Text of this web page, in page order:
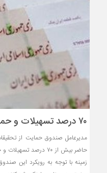
۷۰ درصد تسهیلات و حمایت‌ها از صنایع تهران است!
مدیرعامل صندوق حمایت از
حاضر بیش از ۷۰ درصد
زمینه با توجه به رویکرد این